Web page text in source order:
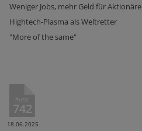
Weniger Jobs, mehr Geld für Aktionäre
Hightech-Plasma als Weltretter
"More of the same"
Ausg.
742
18.06.2025